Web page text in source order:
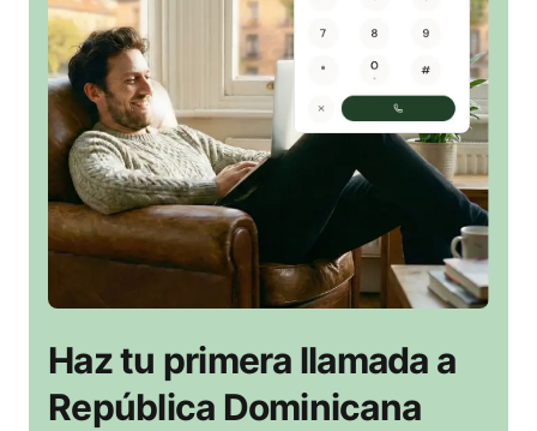
Haz tu primera llamada a
República Dominicana